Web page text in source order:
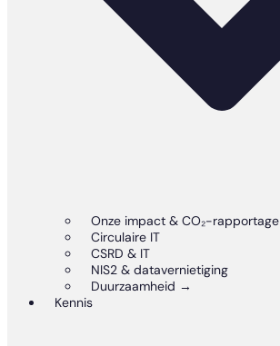
Onze impact & CO₂-rapportage
Circulaire IT
CSRD & IT
NIS2 & datavernietiging
Duurzaamheid →
Kennis